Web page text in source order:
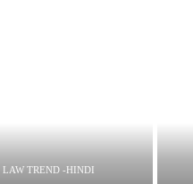
LAW TREND -HINDI